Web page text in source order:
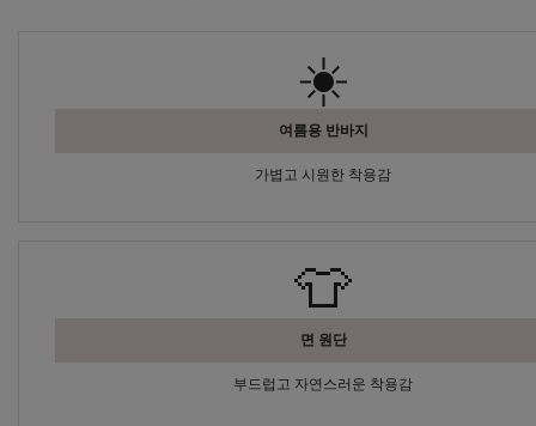
☀️
여름용 반바지
가볍고 시원한 착용감
👕
면 원단
부드럽고 자연스러운 착용감